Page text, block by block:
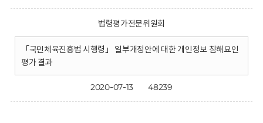
법령평가전문위원회
「국민체육진흥법 시행령」 일부개정안에 대한 개인정보 침해요인
평가 결과
2020-07-13 48239